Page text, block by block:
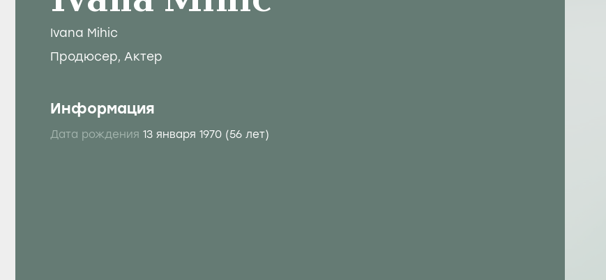
Ivana Mihic
Продюсер, Актер
Информация
Дата рождения 13 января 1970 (56 лет)